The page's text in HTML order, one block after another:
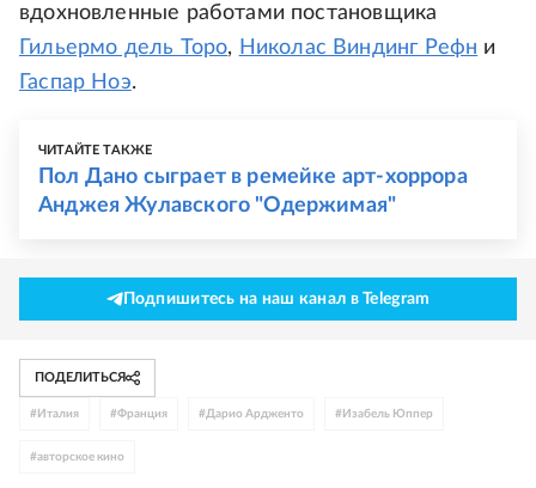
вдохновленные работами постановщика
Гильермо дель Торо, Николас Виндинг Рефн и
Гаспар Ноэ.
ЧИТАЙТЕ ТАКЖЕ
Пол Дано сыграет в ремейке арт-хоррора
Анджея Жулавского "Одержимая"
Подпишитесь на наш канал в Telegram
ПОДЕЛИТЬСЯ
# Италия #Франция # Дарио Ардженто # Изабель Юппер
#авторское кино